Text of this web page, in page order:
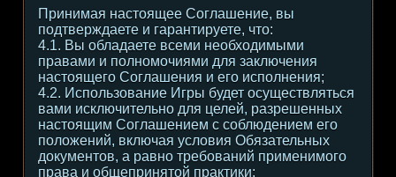
Принимая настоящее Соглашение, вы
подтверждаете и гарантируете, что:
4.1. Вы обладаете всеми необходимыми
правами и полномочиями для заключения
настоящего Соглашения и его исполнения;
4.2. Использование Игры будет осуществляться
вами исключительно для целей, разрешенных
настоящим Соглашением с соблюдением его
положений, включая условия Обязательных
документов, а равно требований применимого
права и общепринятой практики;